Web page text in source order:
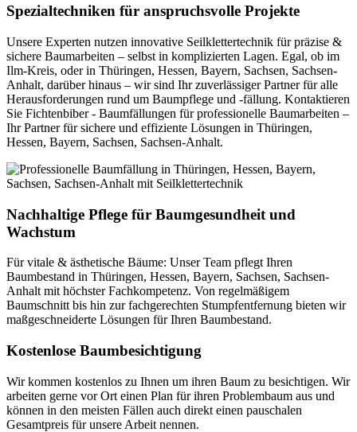
Spezialtechniken für anspruchsvolle Projekte
Unsere Experten nutzen innovative Seilklettertechnik für präzise &
sichere Baumarbeiten – selbst in komplizierten Lagen. Egal, ob im
Ilm-Kreis, oder in Thüringen, Hessen, Bayern, Sachsen, Sachsen-
Anhalt, darüber hinaus – wir sind Ihr zuverlässiger Partner für alle
Herausforderungen rund um Baumpflege und -fällung. Kontaktieren
Sie Fichtenbiber - Baumfällungen für professionelle Baumarbeiten –
Ihr Partner für sichere und effiziente Lösungen in Thüringen,
Hessen, Bayern, Sachsen, Sachsen-Anhalt.
Nachhaltige Pflege für Baumgesundheit und
Wachstum
Für vitale & ästhetische Bäume: Unser Team pflegt Ihren
Baumbestand in Thüringen, Hessen, Bayern, Sachsen, Sachsen-
Anhalt mit höchster Fachkompetenz. Von regelmäßigem
Baumschnitt bis hin zur fachgerechten Stumpfentfernung bieten wir
maßgeschneiderte Lösungen für Ihren Baumbestand.
Kostenlose Baumbesichtigung
Wir kommen kostenlos zu Ihnen um ihren Baum zu besichtigen. Wir
arbeiten gerne vor Ort einen Plan für ihren Problembaum aus und
können in den meisten Fällen auch direkt einen pauschalen
Gesamtpreis für unsere Arbeit nennen.